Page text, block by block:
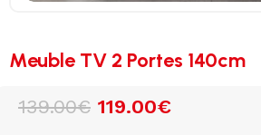
Meuble TV 2 Portes 140cm
139.00€ 119.00€